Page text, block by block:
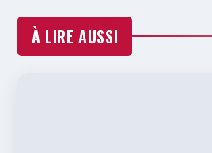
À LIRE AUSSI